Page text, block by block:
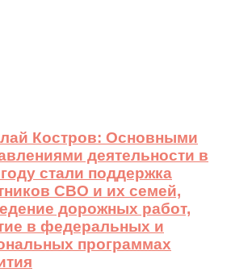
Костров: Основными
деятельности в
стали поддержка
СВО и их семей,
дорожных работ,
в федеральных и
программах